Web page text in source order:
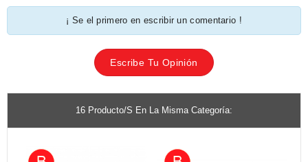
¡ Se el primero en escribir un comentario !
Escribe Tu Opinión
16 Producto/s En La Misma Categoría: